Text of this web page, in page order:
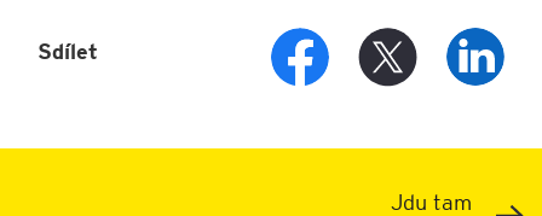
Sdílet
Jdu tam